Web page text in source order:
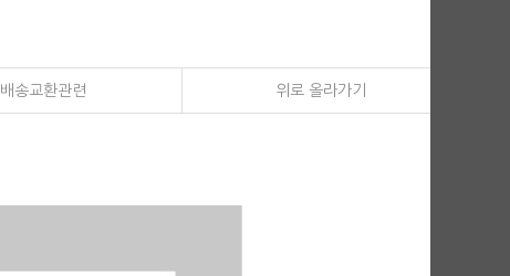
배송교환관련 위로 올라가기